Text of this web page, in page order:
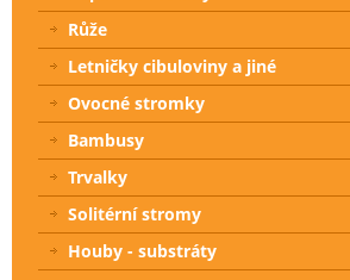
Růže
Letničky cibuloviny a jiné
Ovocné stromky
Bambusy
Trvalky
Solitérní stromy
Houby - substráty